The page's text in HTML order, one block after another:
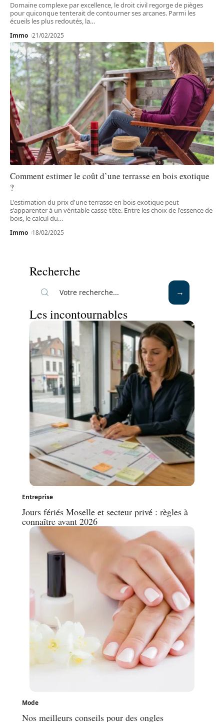
Domaine complexe par excellence, le droit civil regorge de pièges
pour quiconque tenterait de contourner ses arcanes. Parmi les
écueils les plus redoutés, la…
Immo 21/02/2025
Comment estimer le coût d’une terrasse en bois exotique
?
L'estimation du prix d'une terrasse en bois exotique peut
s'apparenter à un véritable casse-tête. Entre les choix de l'essence de
bois, le calcul du…
Immo 18/02/2025
Recherche
Les incontournables
Entreprise
Jours fériés Moselle et secteur privé : règles à
connaître avant 2026
Mode
Nos meilleurs conseils pour des ongles